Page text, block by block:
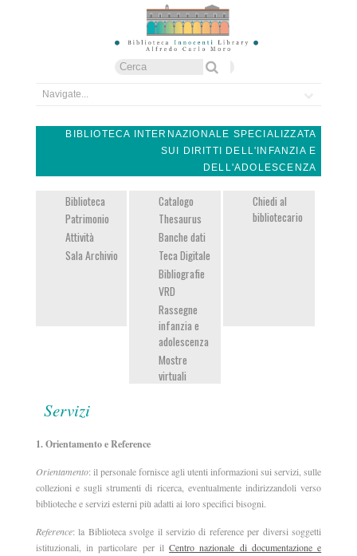
Form di ricerca
Cerca
BIBLIOTECA INTERNAZIONALE SPECIALIZZATA
SUI DIRITTI DELL'INFANZIA E
DELL'ADOLESCENZA
Biblioteca
Patrimonio
Attività
Sala Archivio
Catalogo
Thesaurus
Banche dati
Teca Digitale
Bibliografie
VRD
Rassegne
infanzia e
adolescenza
Mostre
virtuali
Chiedi al
bibliotecario
Servizi
1. Orientamento e Reference
Orientamento: il personale fornisce agli utenti informazioni sui servizi, sulle
collezioni e sugli strumenti di ricerca, eventualmente indirizzandoli verso
biblioteche e servizi esterni più adatti ai loro specifici bisogni.
Reference: la Biblioteca svolge il servizio di reference per diversi soggetti
istituzionali, in particolare per il Centro nazionale di documentazione e